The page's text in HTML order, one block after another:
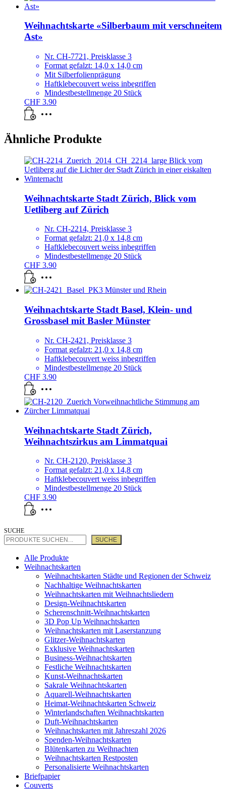
Weihnachtskarte «Silberbaum mit verschneitem
Ast»
Nr. CH-7721, Preisklasse 3
Format gefalzt: 14,0 x 14,0 cm
Mit Silberfolienprägung
Haftklebecouvert weiss inbegriffen
Mindestbestellmenge 20 Stück
CHF 3.90
Ähnliche Produkte
Weihnachtskarte Stadt Zürich, Blick vom
Uetliberg auf Zürich
Nr. CH-2214, Preisklasse 3
Format gefalzt: 21,0 x 14,8 cm
Haftklebecouvert weiss inbegriffen
Mindestbestellmenge 20 Stück
CHF 3.90
Weihnachtskarte Stadt Basel, Klein- und
Grossbasel mit Basler Münster
Nr. CH-2421, Preisklasse 3
Format gefalzt: 21,0 x 14,8 cm
Haftklebecouvert weiss inbegriffen
Mindestbestellmenge 20 Stück
CHF 3.90
Weihnachtskarte Stadt Zürich,
Weihnachtszirkus am Limmatquai
Nr. CH-2120, Preisklasse 3
Format gefalzt: 21,0 x 14,8 cm
Haftklebecouvert weiss inbegriffen
Mindestbestellmenge 20 Stück
CHF 3.90
SUCHE
SUCHE
Alle Produkte
Weihnachtskarten
Weihnachtskarten Städte und Regionen der Schweiz
Nachhaltige Weihnachtskarten
Weihnachtskarten mit Weihnachtsliedern
Design-Weihnachtskarten
Scherenschnitt-Weihnachtskarten
3D Pop Up Weihnachtskarten
Weihnachtskarten mit Laserstanzung
Glitzer-Weihnachtskarten
Exklusive Weihnachtskarten
Business-Weihnachtskarten
Festliche Weihnachtskarten
Kunst-Weihnachtskarten
Sakrale Weihnachtskarten
Aquarell-Weihnachtskarten
Heimat-Weihnachtskarten Schweiz
Winterlandschaften Weihnachtskarten
Duft-Weihnachtskarten
Weihnachtskarten mit Jahreszahl 2026
Spenden-Weihnachtskarten
Blütenkarten zu Weihnachten
Weihnachtskarten Restposten
Personalisierte Weihnachtskarten
Briefpapier
Couverts